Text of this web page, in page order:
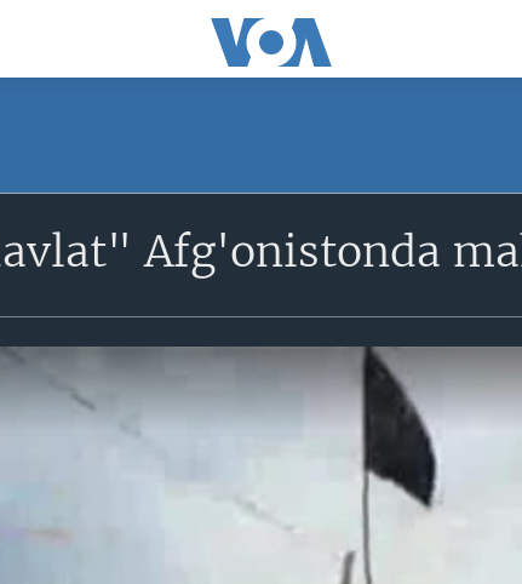
Afg'onistonda